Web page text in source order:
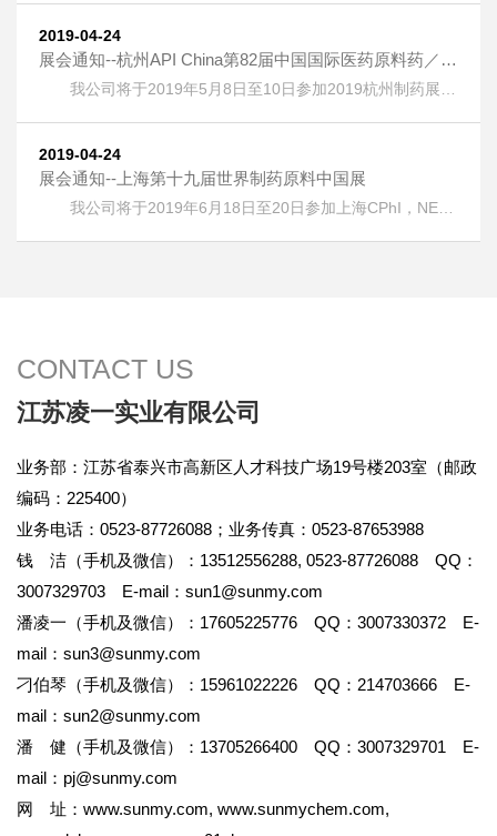
sodium dihydrate [61438-64-0] 又名：克罗散泰钠，是一种
兽药，用作抗寄生虫药物。 按照《欧洲药典》检测，纯度
HPLC：≥99.5%，单一杂质：＜0.2%； 淡黄色粉末；溶液色
度：＜GY4； 水分：±5%。
2019-04-24
展会通知--杭州API China第82届中国国际医药原料药／中
间体／包材／设备交易会
我公司将于2019年5月8日至10日参加2019杭州制药展
世纪城奔竞大道353号，展位号：1DQ17。 热烈欢迎广大客
户朋友光临本公司展位！
2019-04-24
展会通知--上海第十九届世界制药原料中国展
我公司将于2019年6月18日至20日参加上海CPhI，NEX
展，地址：上海新国际博览中心(浦东)，展位号：E6G75。
CONTACT US
江苏凌一实业有限公司
业务部：江苏省泰兴市高新区人才科技广场19号楼203室（邮政
编码：225400）
业务电话：0523-87726088；业务传真：0523-87653988
钱 洁（手机及微信）：13512556288, 0523-87726088 QQ：
3007329703 E-mail： sun1@sunmy.com
潘凌一（手机及微信）：17605225776 QQ：3007330372 E-
mail： sun3@sunmy.com
刁伯琴（手机及微信）：15961022226 QQ：214703666 E-
mail： sun2@sunmy.com
潘 健（手机及微信）：13705266400 QQ：3007329701 E-
mail： pj@sunmy.com
网 址： www.sunmy.com, www.sunmychem.com,